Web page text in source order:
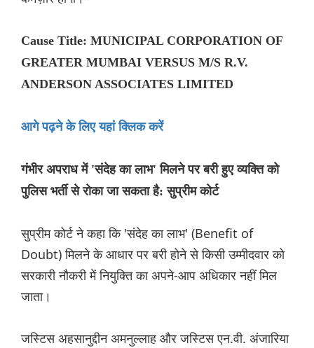
Cause Title: MUNICIPAL CORPORATION OF
GREATER MUMBAI VERSUS M/S R.V.
ANDERSON ASSOCIATES LIMITED
आगे पढ़ने के लिए यहां क्लिक करें
गंभीर अपराध में 'संदेह का लाभ' मिलने पर बरी हुए व्यक्ति को
पुलिस भर्ती से रोका जा सकता है: सुप्रीम कोर्ट
सुप्रीम कोर्ट ने कहा कि 'संदेह का लाभ' (Benefit of
Doubt) मिलने के आधार पर बरी होने से किसी उम्मीदवार को
सरकारी नौकरी में नियुक्ति का अपने-आप अधिकार नहीं मिल
जाता।
जस्टिस अहसानुद्दीन अमनुल्लाह और जस्टिस एन.वी. अंजारिया